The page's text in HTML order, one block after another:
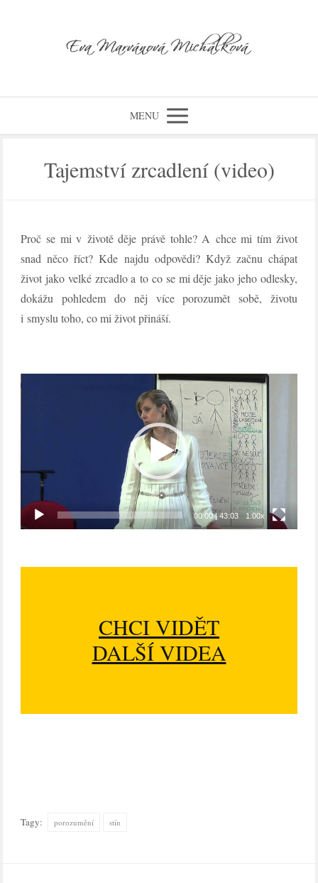
MENU
Tajemství zrcadlení (video)
Proč se mi v životě děje právě tohle? A chce mi tím život
snad něco říct? Kde najdu odpovědi? Když začnu chápat
život jako velké zrcadlo a to co se mi děje jako jeho odlesky,
dokážu pohledem do něj více porozumět sobě, životu
i smyslu toho, co mi život přináší.
Video
00:00|43:03 1.00x
CHCI VIDĚT
DALŠÍ VIDEA
Tagy: porozumění stín